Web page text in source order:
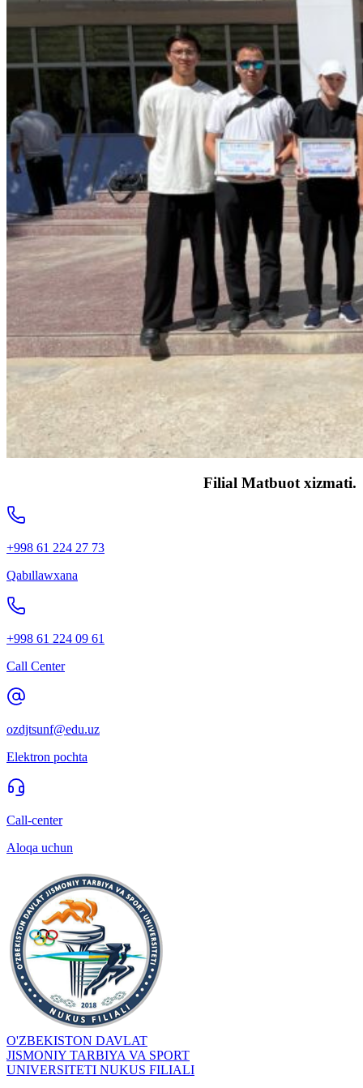
Filial Matbuot xizmati.
+998 61 224 27 73
Qabıllawxana
+998 61 224 09 61
Call Center
ozdjtsunf@edu.uz
Elektron pochta
Call-center
Aloqa uchun
O'ZBEKISTON DAVLAT
JISMONIY TARBIYA VA SPORT
UNIVERSITETI NUKUS FILIALI